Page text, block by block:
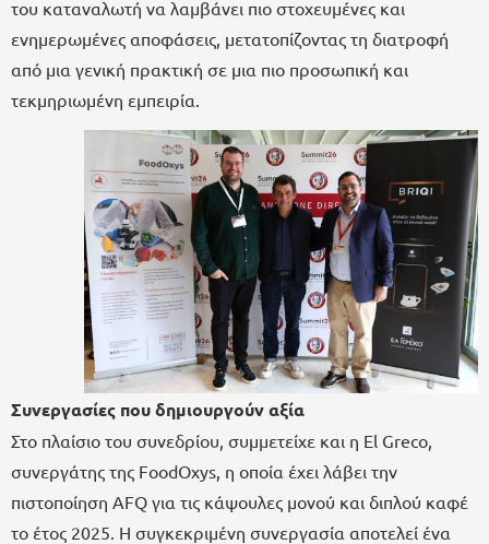
του καταναλωτή να λαμβάνει πιο στοχευμένες και
ενημερωμένες αποφάσεις, μετατοπίζοντας τη διατροφή
από μια γενική πρακτική σε μια πιο προσωπική και
τεκμηριωμένη εμπειρία.
Συνεργασίες που δημιουργούν αξία
Στο πλαίσιο του συνεδρίου, συμμετείχε και η El Greco,
συνεργάτης της FoodOxys, η οποία έχει λάβει την
πιστοποίηση AFQ για τις κάψουλες μονού και διπλού καφέ
το έτος 2025. Η συγκεκριμένη συνεργασία αποτελεί ένα